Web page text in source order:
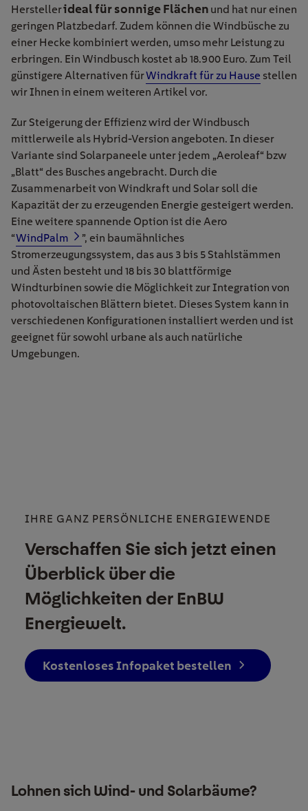
Herstellerideal für sonnige Flächen und hat nur einen
geringen Platzbedarf. Zudem können die Windbüsche zu
einer Hecke kombiniert werden, umso mehr Leistung zu
erbringen. Ein Windbusch kostet ab 18.900 Euro. Zum Teil
günstigere Alternativen fürWindkraft für zu Hause stellen
wir Ihnen in einem weiteren Artikel vor.
Zur Steigerung der Effizienz wird der Windbusch
mittlerweile als Hybrid-Version angeboten. In dieser
Variante sind Solarpaneele unter jedem „Aeroleaf“ bzw
„Blatt“ des Busches angebracht. Durch die
Zusammenarbeit von Windkraft und Solar soll die
Kapazität der zu erzeugenden Energie gesteigert werden.
Eine weitere spannende Option ist die Aero
“WindPalm
”, ein baumähnliches
Stromerzeugungssystem, das aus 3 bis 5 Stahlstämmen
und Ästen besteht und 18 bis 30 blattförmige
Windturbinen sowie die Möglichkeit zur Integration von
photovoltaischen Blättern bietet. Dieses System kann in
verschiedenen Konfigurationen installiert werden und ist
geeignet für sowohl urbane als auch natürliche
Umgebungen.
IHRE GANZ PERSÖNLICHE ENERGIEWENDE
Verschaffen Sie sich jetzt einen
Überblick über die
Möglichkeiten der EnBW
Energiewelt.
Kostenloses Infopaket bestellen
Lohnen sich Wind- und Solarbäume?